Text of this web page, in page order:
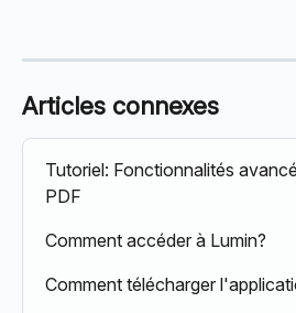
Articles connexes
Tutoriel: Fonctionnalités
PDF
Comment accéder à Lumin?
Comment télécharger